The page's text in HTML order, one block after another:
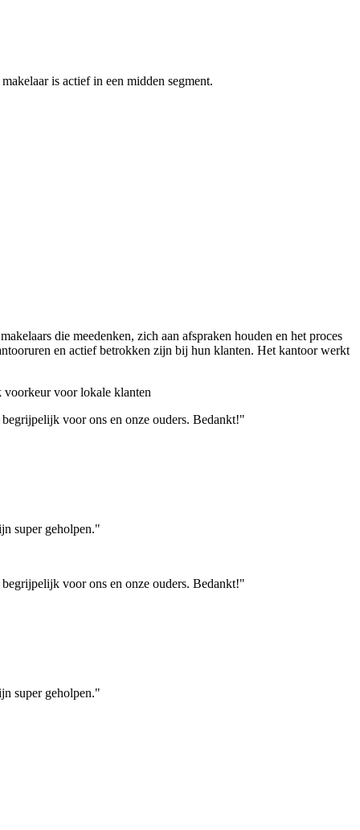
is actief in een midden segment.
die meedenken, zich aan afspraken houden en het proces
en actief betrokken zijn bij hun klanten. Het kantoor werkt
voor lokale klanten
voor ons en onze ouders. Bedankt!"
super geholpen."
voor ons en onze ouders. Bedankt!"
super geholpen."